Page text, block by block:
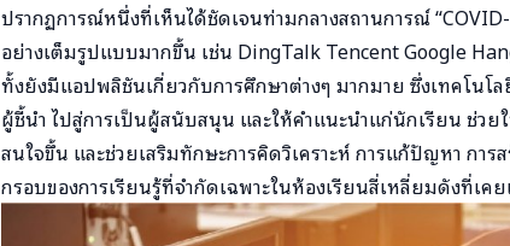
ปรากฏการณ์หนึ่งที่เห็นได้ชัดเจนท่ามกลางสถานการณ์
อย่างเต็มรูปแบบมากขึ้น เช่น DingTalk Tencent Google
ทั้งยังมีแอปพลิชันเกี่ยวกับการศึกษาต่างๆ มากมาย ซึ่งเทคโน
ผู้ชี้นำ ไปสู่การเป็นผู้สนับสนุน และให้คำแนะนำแก่นักเรียน ช่วย
สนใจขึ้น และช่วยเสริมทักษะการคิดวิเคราะห์ การแก้ปัญหา การ
กรอบของการเรียนรู้ที่จำกัดเฉพาะในห้องเรียนสี่เหลี่ยมดังที่เค